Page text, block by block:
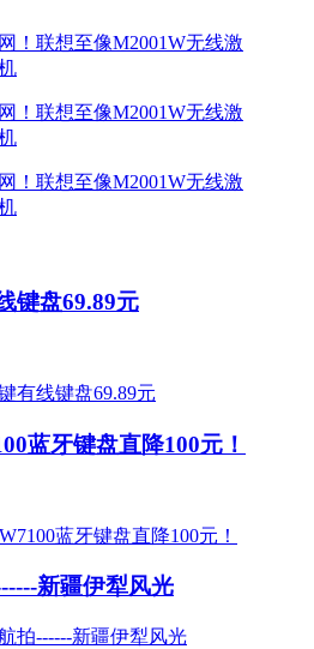
键盘69.89元
蓝牙键盘直降100元！
新疆伊犁风光